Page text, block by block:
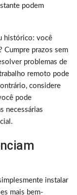
podem
histórico: você
Cumpre prazos sem
problemas de
remoto pode
considere
pode
necessárias
instalar
mais bem-